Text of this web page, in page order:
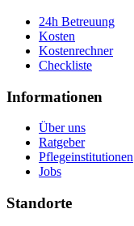
24h Betreuung
Kosten
Kostenrechner
Checkliste
Informationen
Über uns
Ratgeber
Pflegeinstitutionen
Jobs
Standorte